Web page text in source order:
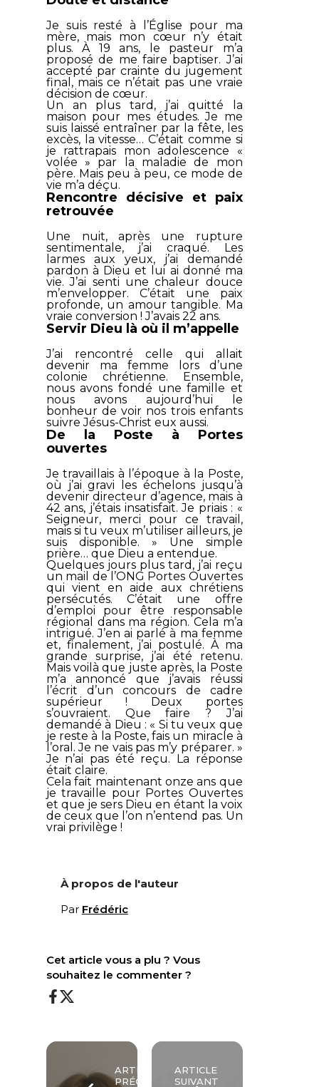
Je suis resté à l’Église pour ma
mère, mais mon cœur n’y était
plus. À 19 ans, le pasteur m’a
proposé de me faire baptiser. J’ai
accepté par crainte du jugement
final, mais ce n’était pas une vraie
décision de cœur.
Un an plus tard, j’ai quitté la
maison pour mes études. Je me
suis laissé entraîner par la fête, les
excès, la vitesse… C’était comme si
je rattrapais mon adolescence «
volée » par la maladie de mon
père. Mais peu à peu, ce mode de
vie m’a déçu.
Rencontre décisive et paix
retrouvée
Une nuit, après une rupture
sentimentale, j’ai craqué. Les
larmes aux yeux, j’ai demandé
pardon à Dieu et lui ai donné ma
vie. J’ai senti une chaleur douce
m’envelopper. C’était une paix
profonde, un amour tangible. Ma
vraie conversion ! J’avais 22 ans.
Servir Dieu là où il m’appelle
J’ai rencontré celle qui allait
devenir ma femme lors d’une
colonie chrétienne. Ensemble,
nous avons fondé une famille et
nous avons aujourd’hui le
bonheur de voir nos trois enfants
suivre Jésus-Christ eux aussi.
De la Poste à Portes
ouvertes
Je travaillais à l’époque à la Poste,
où j’ai gravi les échelons jusqu’à
devenir directeur d’agence, mais à
42 ans, j’étais insatisfait. Je priais : «
Seigneur, merci pour ce travail,
mais si tu veux m’utiliser ailleurs, je
suis disponible. » Une simple
prière… que Dieu a entendue.
Quelques jours plus tard, j’ai reçu
un mail de l’ONG Portes Ouvertes
qui vient en aide aux chrétiens
persécutés. C’était une offre
d’emploi pour être responsable
régional dans ma région. Cela m’a
intrigué. J’en ai parlé à ma femme
et, finalement, j’ai postulé. À ma
grande surprise, j’ai été retenu.
Mais voilà que juste après, la Poste
m’a annoncé que j’avais réussi
l’écrit d’un concours de cadre
supérieur ! Deux portes
s’ouvraient. Que faire ? J’ai
demandé à Dieu : « Si tu veux que
je reste à la Poste, fais un miracle à
l’oral. Je ne vais pas m’y préparer. »
Je n’ai pas été reçu. La réponse
était claire.
Cela fait maintenant onze ans que
je travaille pour Portes Ouvertes
et que je sers Dieu en étant la voix
de ceux que l’on n’entend pas. Un
vrai privilège !
À propos de l'auteur
Par Frédéric
Cet article vous a plu ? Vous
souhaitez le commenter ?
ARTICLE
PRÉCÉDENT
ARTICLE
SUIVANT